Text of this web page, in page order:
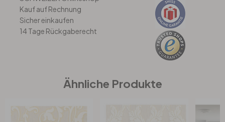
Büro
Eingangsbereich
Kauf auf Rechnung
Sicher einkaufen
14 Tage Rückgaberecht
Ähnliche Produkte